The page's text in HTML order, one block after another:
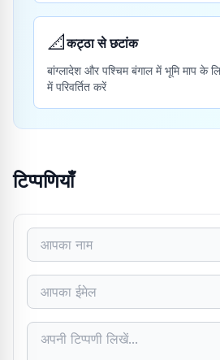
📐कट्ठा से छटांक
बांग्लादेश और पश्चिम बंगाल में भूमि माप के
में परिवर्तित करें
टिप्पणियाँ